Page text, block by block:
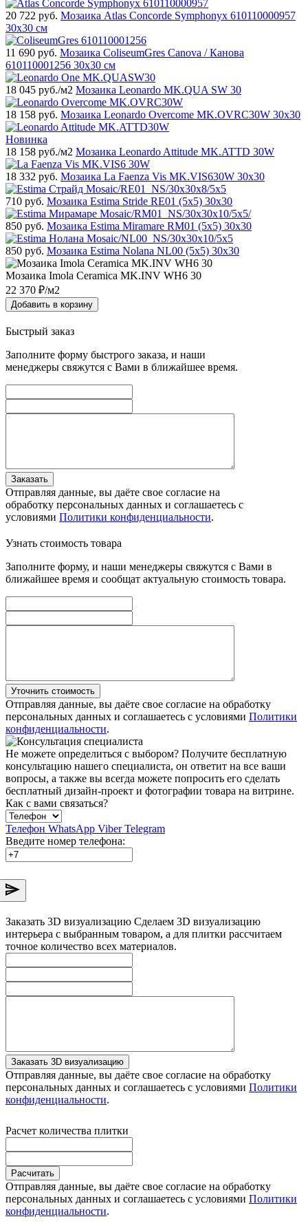
20 722 руб. Мозаика Atlas Concorde Symphonyx 610110000957
30x30 см
11 690 руб. Мозаика ColiseumGres Canova / Канова
610110001256 30x30 см
18 045 руб./м2 Мозаика Leonardo MK.QUA SW 30
18 158 руб. Мозаика Leonardo Overcome MK.OVRC30W 30x30
Новинка
18 158 руб./м2 Мозаика Leonardo Attitude MK.ATTD 30W
18 332 руб. Мозаика La Faenza Vis MK.VIS630W 30x30
710 руб. Мозаика Estima Stride RE01 (5х5) 30x30
850 руб. Мозаика Estima Miramare RM01 (5х5) 30x30
850 руб. Мозаика Estima Nolana NL00 (5х5) 30x30
Мозаика Imola Ceramica MK.INV WH6 30
22 370 ₽/м2
Добавить в корзину
Быстрый заказ
Заполните форму быстрого заказа, и наши
менеджеры свяжутся с Вами в ближайшее время.
Заказать
Отправляя данные, вы даёте свое согласие на
обработку персональных данных и соглашаетесь с
условиями Политики конфиденциальности.
Узнать стоимость товара
Заполните форму, и наши менеджеры свяжутся с Вами в
ближайшее время и сообщат актуальную стоимость товара.
Уточнить стоимость
Отправляя данные, вы даёте свое согласие на обработку
персональных данных и соглашаетесь с условиями Политики
конфиденциальности.
Не можете определиться с выбором? Получите бесплатную
консультацию нашего специалиста, он ответит на все ваши
вопросы, а также вы всегда можете попросить его сделать
бесплатный дизайн-проект и фотографии товара на витрине.
Как с вами связаться?
Телефон WhatsApp ViberTelegram
Введите номер телефона:
Заказать 3D визуализацию Сделаем 3D визуализацию
интерьера с выбранным товаром, а для плитки рассчитаем
точное количество всех материалов.
Заказать 3D визуализацию
Отправляя данные, вы даёте свое согласие на обработку
персональных данных и соглашаетесь с условиями Политики
конфиденциальности.
Расчет количества плитки
Расчитать
Отправляя данные, вы даёте свое согласие на обработку
персональных данных и соглашаетесь с условиями Политики
конфиденциальности.